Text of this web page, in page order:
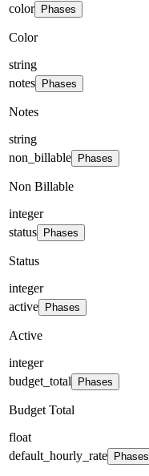
color
Phases
Color
string
notes
Phases
Notes
string
non_billable
Phases
Non Billable
integer
status
Phases
Status
integer
active
Phases
Active
integer
budget_total
Phases
Budget Total
float
default_hourly_rate
Phases